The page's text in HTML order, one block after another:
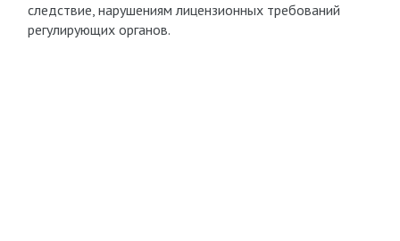
следствие, нарушениям лицензионных требований
регулирующих органов.